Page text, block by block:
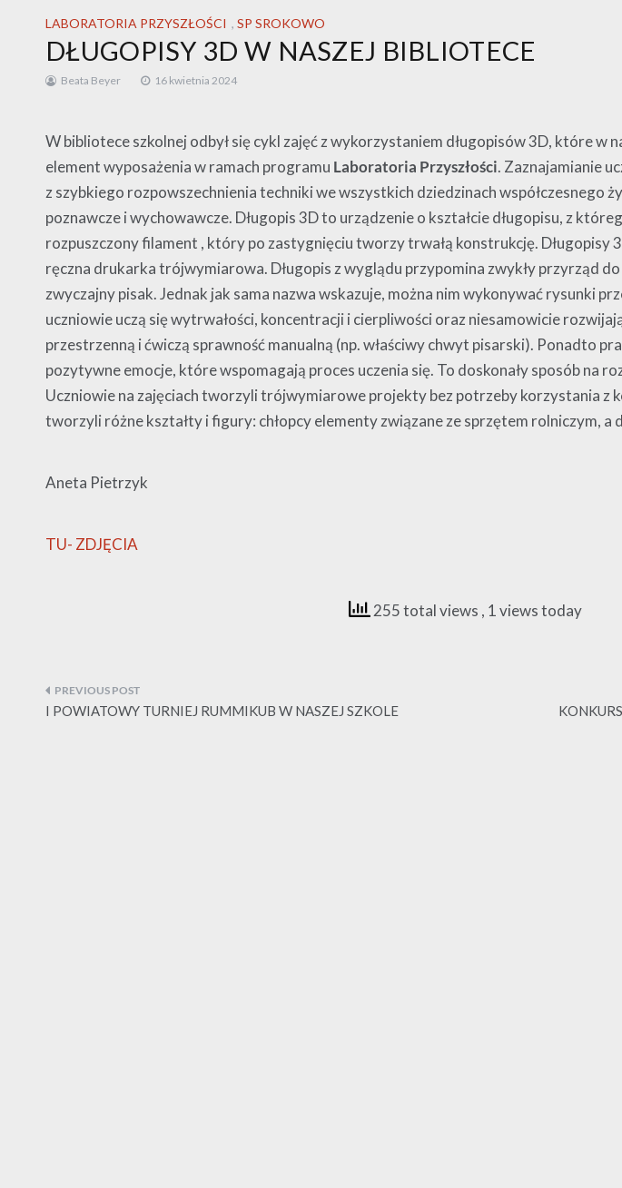
LABORATORIA PRZYSZŁOŚCI , SP SROKOWO
DŁUGOPISY 3D W NASZEJ BIBLIOTECE
Beata Beyer 16 kwietnia 2024
W bibliotece szkolnej odbył się cykl zajęć z wykorzystaniem długopisów 3D, które w
element wyposażenia w ramach programu Laboratoria Przyszłości. Zaznajamianie
z szybkiego rozpowszechnienia techniki we wszystkich dziedzinach współczesnego
poznawcze i wychowawcze. Długopis 3D to urządzenie o kształcie długopisu, z
rozpuszczony filament , który po zastygnięciu tworzy trwałą konstrukcję. Długopisy
ręczna drukarka trójwymiarowa. Długopis z wyglądu przypomina zwykły przyrząd do
zwyczajny pisak. Jednak jak sama nazwa wskazuje, można nim wykonywać rysunki
uczniowie uczą się wytrwałości, koncentracji i cierpliwości oraz niesamowicie
przestrzenną i ćwiczą sprawność manualną (np. właściwy chwyt pisarski). Ponadto
pozytywne emocje, które wspomagają proces uczenia się. To doskonały sposób na
Uczniowie na zajęciach tworzyli trójwymiarowe projekty bez potrzeby korzystania z
tworzyli różne kształty i figury: chłopcy elementy związane ze sprzętem rolniczym, a
Aneta Pietrzyk
TU- ZDJĘCIA
255 total views , 1 views today
Nawigacja
wpisu
I POWIATOWY TURNIEJ RUMMIKUB W NASZEJ SZKOLE